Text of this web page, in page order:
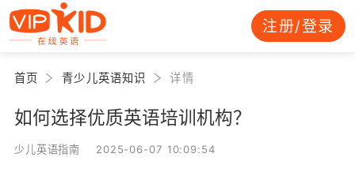
注册/登录
首页 青少儿英语知识 详情
如何选择优质英语培训机构？
少儿英语指南 2025-06-07 10:09:54